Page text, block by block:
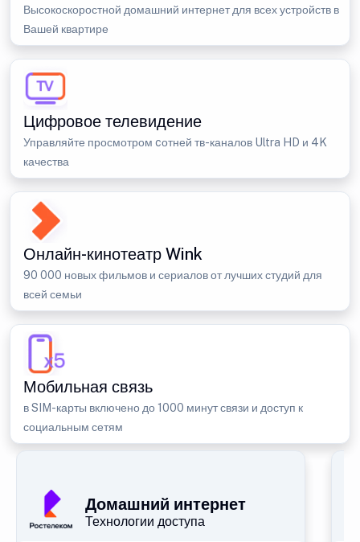
Высокоскоростной домашний интернет для всех устройств в
Вашей квартире
Цифровое телевидение
Управляйте просмотром cотней тв-каналов Ultra HD и 4K
качества
Онлайн-кинотеатр Wink
90 000 новых фильмов и сериалов от лучших студий для
всей семьи
Мобильная связь
в SIM-карты включено до 1000 минут связи и доступ к
социальным сетям
Домашний интернет
Технологии доступа